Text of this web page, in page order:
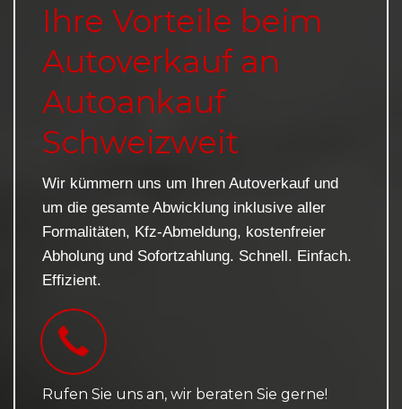
Ihre Vorteile beim
Autoverkauf an
Autoankauf
Schweizweit
Wir kümmern uns um Ihren Autoverkauf und
um die gesamte Abwicklung inklusive aller
Formalitäten, Kfz-Abmeldung, kostenfreier
Abholung und Sofortzahlung. Schnell. Einfach.
Effizient.
Rufen Sie uns an, wir beraten Sie gerne!